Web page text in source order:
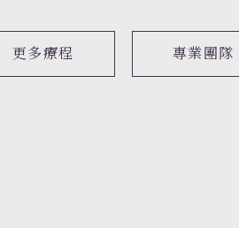
更多療程 專業團隊